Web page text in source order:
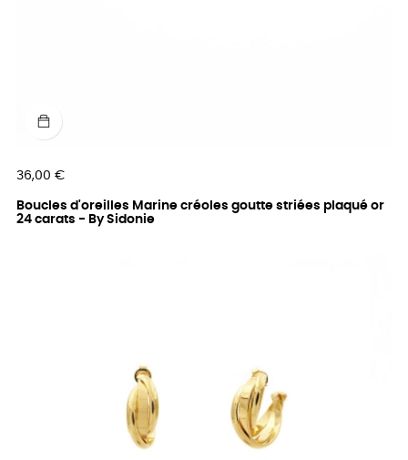
Prix
36,00 €
Boucles d'oreilles Marine créoles goutte striées plaqué or
24 carats - By Sidonie